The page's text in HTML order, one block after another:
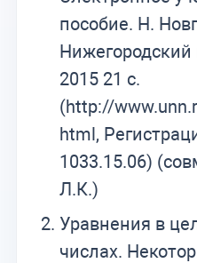
пособие. Н.
Нижегородский
2015 21 с.
(http://
html,
1033.15.06)
Л.К.)
Уравнения в
числах.